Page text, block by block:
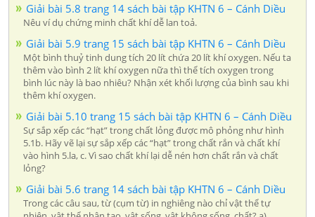
Giải bài 5.8 trang 14 sách bài tập KHTN 6 – Cánh Diều
Nêu ví dụ chứng minh chất khí dễ lan toả.
Giải bài 5.9 trang 15 sách bài tập KHTN 6 – Cánh Diều
Một bình thuỷ tinh dung tích 20 lít chứa 20 lít khí oxygen. Nếu ta
thêm vào bình 2 lít khí oxygen nữa thì thể tích oxygen trong
bình lúc này là bao nhiêu? Nhận xét khối lượng của bình sau khi
thêm khí oxygen.
Giải bài 5.10 trang 15 sách bài tập KHTN 6 – Cánh Diều
Sự sắp xếp các “hạt” trong chất lỏng được mô phỏng như hình
5.1b. Hãy vẽ lại sự sắp xếp các “hạt” trong chất rắn và chất khí
vào hình 5.la, c. Vì sao chất khí lại dễ nén hơn chất rắn và chất
lỏng?
Giải bài 5.6 trang 14 sách bài tập KHTN 6 – Cánh Diều
Trong các câu sau, từ (cụm từ) in nghiêng nào chỉ vật thể tự